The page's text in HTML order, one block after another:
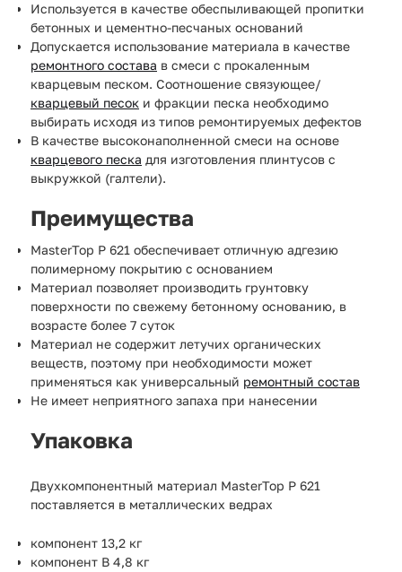
Используется в качестве обеспыливающей пропитки
бетонных и цементно-песчаных оснований
Допускается использование материала в качестве
ремонтного состава в смеси с прокаленным
кварцевым песком. Соотношение связующее/
кварцевый песок и фракции песка необходимо
выбирать исходя из типов ремонтируемых дефектов
В качестве высоконаполненной смеси на основе
кварцевого песка для изготовления плинтусов с
выкружкой (галтели).
Преимущества
MasterTop P 621 обеспечивает отличную адгезию
полимерному покрытию с основанием
Материал позволяет производить грунтовку
поверхности по свежему бетонному основанию, в
возрасте более 7 суток
Материал не содержит летучих органических
веществ, поэтому при необходимости может
применяться как универсальный ремонтный состав
Не имеет неприятного запаха при нанесении
Упаковка
Двухкомпонентный материал MasterTop P 621
поставляется в металлических ведрах
компонент 13,2 кг
компонент B 4,8 кг